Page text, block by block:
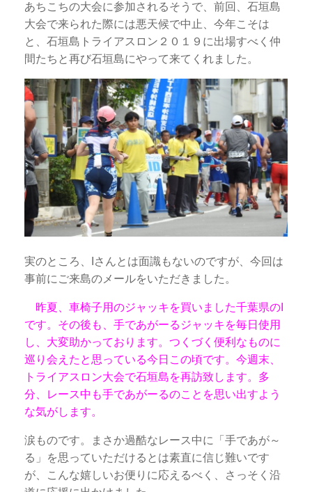
あちこちの大会に参加されるそうで、前回、石垣島
大会で来られた際には悪天候で中止、今年こそは
と、石垣島トライアスロン２０１９に出場すべく仲
間たちと再び石垣島にやって来てくれました。
実のところ、Iさんとは面識もないのですが、今回は
事前にご来島のメールをいただきました。
昨夏、車椅子用のジャッキを買いました千葉県のI
です。その後も、手であがーるジャッキを毎日使用
し、大変助かっております。つくづく便利なものに
巡り会えたと思っている今日この頃です。今週末、
トライアスロン大会で石垣島を再訪致します。多
分、レース中も手であがーるのことを思い出すよう
な気がします。
涙ものです。まさか過酷なレース中に「手であが～
る」を思っていただけるとは素直に信じ難いです
が、こんな嬉しいお便りに応えるべく、さっそく沿